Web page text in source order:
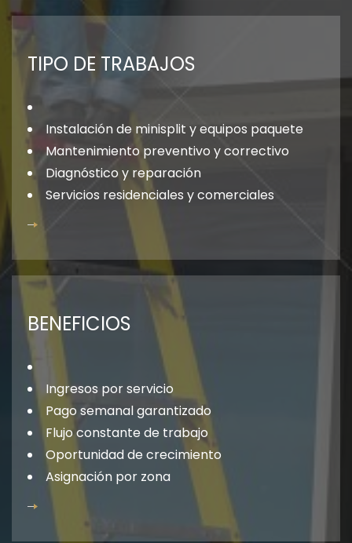
TIPO DE TRABAJOS
Instalación de minisplit y equipos paquete
Mantenimiento preventivo y correctivo
Diagnóstico y reparación
Servicios residenciales y comerciales
BENEFICIOS
Ingresos por servicio
Pago semanal garantizado
Flujo constante de trabajo
Oportunidad de crecimiento
Asignación por zona